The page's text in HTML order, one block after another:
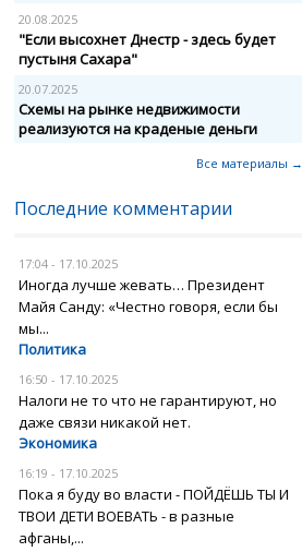
20.08.2025
"Если высохнет Днестр - здесь будет
пустыня Сахара"
20.07.2025
Схемы на рынке недвижимости
реализуются на краденые деньги
Все материалы →
Последние комментарии
17:04 - 17.10.2025
Иногда лучше жевать… Президент
Майя Санду: «Честно говоря, если бы
мы...
Политика
16:50 - 17.10.2025
Налоги не то что не гарантируют, но
даже связи никакой нет.
Экономика
16:19 - 17.10.2025
Пока я буду во власти - ПОЙДЁШЬ ТЫ И
ТВОИ ДЕТИ ВОЕВАТЬ - в разные
афганы,...